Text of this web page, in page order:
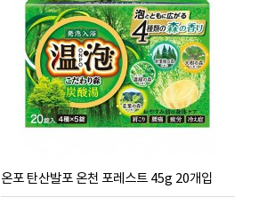
온포 탄산발포 온천 포레스트 45g 20개입